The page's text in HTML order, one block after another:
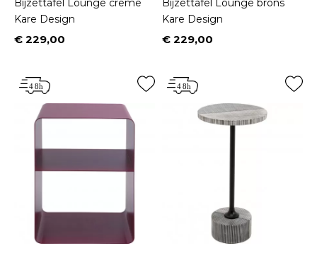
Bijzettafel Lounge creme
Kare Design
Prijs
€ 229,00
Bijzettafel Lounge brons
Kare Design
Prijs
€ 229,00